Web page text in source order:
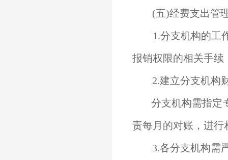
(五)经费支出管
1.分支机构的工
报销权限的相关手续
2.建立分支机构
分支机构需指定
责每月的对账，进行
3.各分支机构需